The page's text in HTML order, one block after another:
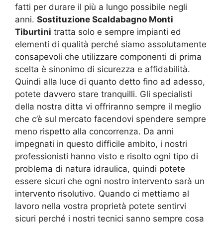
fatti per durare il più a lungo possibile negli
anni. Sostituzione Scaldabagno Monti
Tiburtini tratta solo e sempre impianti ed
elementi di qualità perché siamo assolutamente
consapevoli che utilizzare componenti di prima
scelta è sinonimo di sicurezza e affidabilità.
Quindi alla luce di quanto detto fino ad adesso,
potete davvero stare tranquilli. Gli specialisti
della nostra ditta vi offriranno sempre il meglio
che c’è sul mercato facendovi spendere sempre
meno rispetto alla concorrenza. Da anni
impegnati in questo difficile ambito, i nostri
professionisti hanno visto e risolto ogni tipo di
problema di natura idraulica, quindi potete
essere sicuri che ogni nostro intervento sarà un
intervento risolutivo. Quando ci mettiamo al
lavoro nella vostra proprietà potete sentirvi
sicuri perché i nostri tecnici sanno sempre cosa